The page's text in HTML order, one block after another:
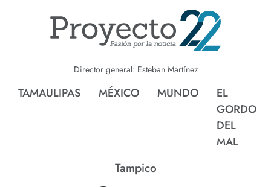
Director general: Esteban Martínez
TAMAULIPAS MÉXICO MUNDO
EL
GORDO
DEL
MAL
Tampico